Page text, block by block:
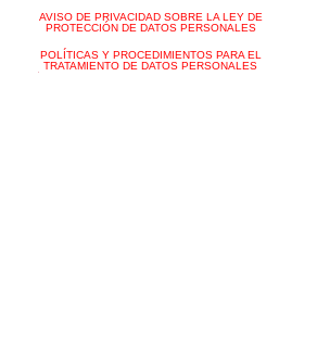
AVISO DE PRIVACIDAD SOBRE LA LEY DE
PROTECCIÓN DE DATOS PERSONALES
POLÍTICAS Y PROCEDIMIENTOS PARA EL
TRATAMIENTO DE DATOS PERSONALES